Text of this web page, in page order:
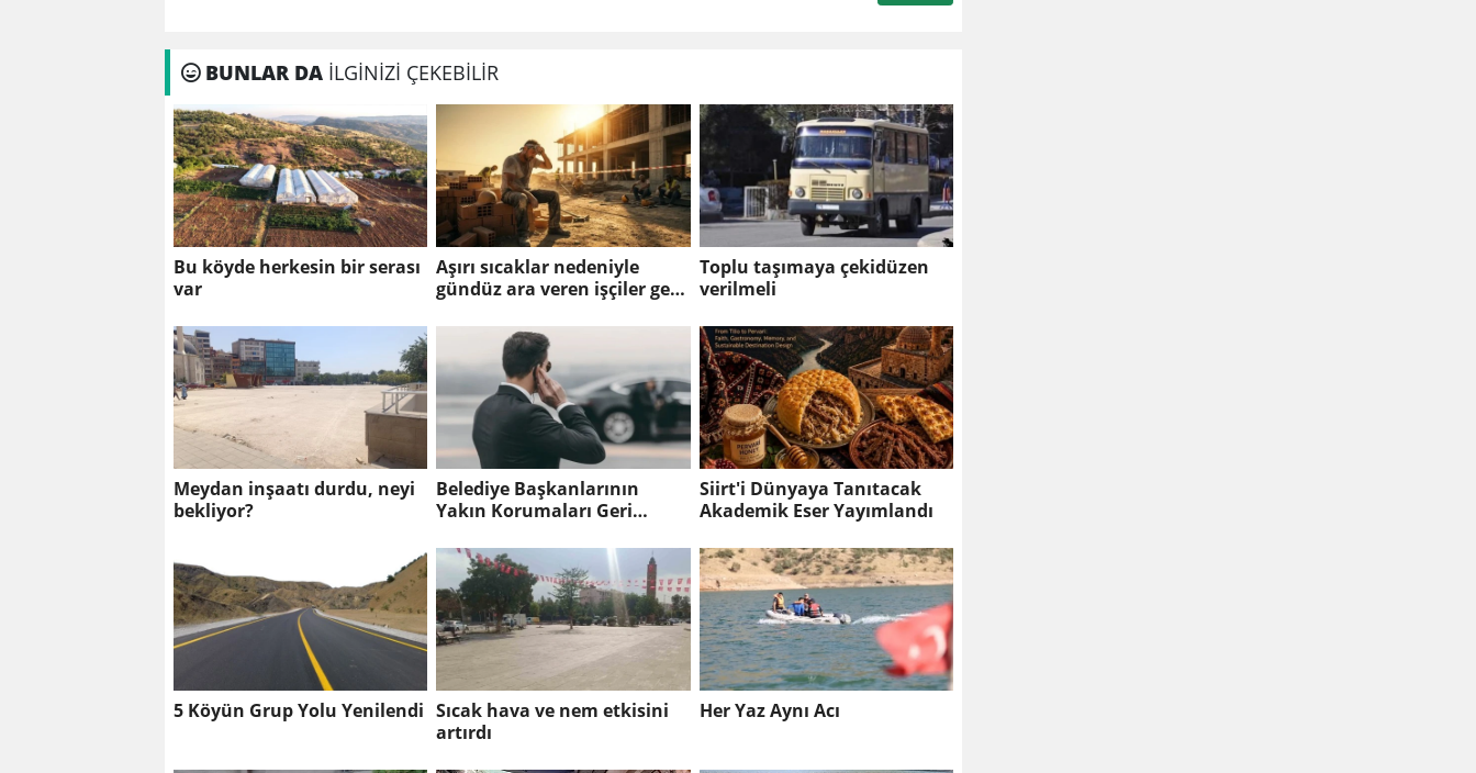
BUNLAR DA İLGİNİZİ ÇEKEBİLİR
Bu köyde herkesin bir serası
var
Aşırı sıcaklar nedeniyle
gündüz ara veren işçiler gece
Toplu taşımaya çekidüzen
verilmeli
Meydan inşaatı durdu, neyi
bekliyor?
Belediye Başkanlarının
Yakın Korumaları Geri
Siirt'i Dünyaya Tanıtacak
Akademik Eser Yayımlandı
5 Köyün Grup Yolu Yenilendi Sıcak hava ve nem etkisini
artırdı